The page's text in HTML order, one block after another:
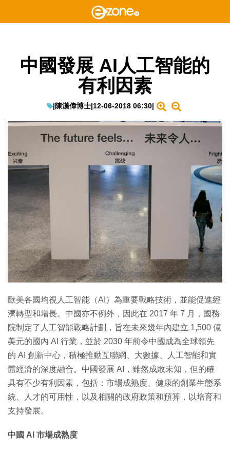
中國發展 AI人工智能的
有利因素
|陳漢偉博士|12-06-2018 06:30|
歐美各國均視人工智能（AI）為重要戰略技術，並能促進經
濟轉型和增長。中國亦不例外，因此在 2017 年 7 月，國務
院制定了人工智能戰略計劃，旨在未來幾年內建立 1,500 億
美元的國內 AI 行業，並於 2030 年前令中國成為全球領先
的 AI 創新中心，積極推動互聯網、大數據、人工智能和實
體經濟的深度融合。中國發展 AI，雖然成敗未知，但的確
具有不少有利因素，包括：市場成熟度、健康的創業生態系
統、人才的可用性，以及相關的政府政策和預算，以培育和
支持發展。
中國 AI 市場成熟度